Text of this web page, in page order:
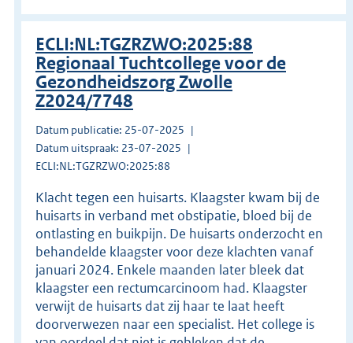
ECLI:NL:TGZRZWO:2025:88
Regionaal Tuchtcollege voor de
Gezondheidszorg Zwolle
Z2024/7748
Datum publicatie: 25-07-2025
Datum uitspraak: 23-07-2025
ECLI:NL:TGZRZWO:2025:88
Klacht tegen een huisarts. Klaagster kwam bij de
huisarts in verband met obstipatie, bloed bij de
ontlasting en buikpijn. De huisarts onderzocht en
behandelde klaagster voor deze klachten vanaf
januari 2024. Enkele maanden later bleek dat
klaagster een rectumcarcinoom had. Klaagster
verwijt de huisarts dat zij haar te laat heeft
doorverwezen naar een specialist. Het college is